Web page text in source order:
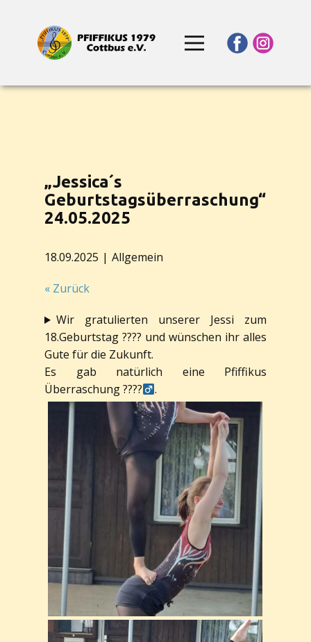
„Jessica´s
Geburtstagsüberraschung“
24.05.2025
18.09.2025 Allgemein
« Zurück
Wir gratulierten unserer Jessi zum
18.Geburtstag ???? und wünschen ihr alles
Gute für die Zukunft.
Es gab natürlich eine Pfiffikus
Überraschung ????‍
.